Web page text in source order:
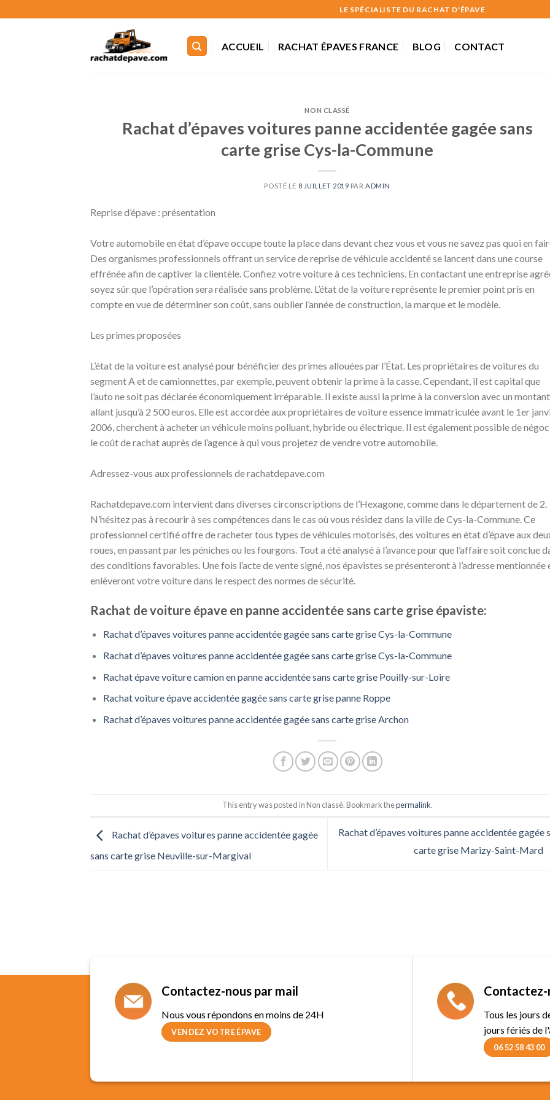
to
LE SPÉCIALISTE DU RACHAT D'ÉPAVE
ACCUEIL RACHAT ÉPAVES FRANCE BLOG CONTACT
NON CLASSÉ
Rachat d’épaves voitures panne accidentée gagée sans
carte grise Cys-la-Commune
POSTÉ LE 8 JUILLET 2019 PAR ADMIN
Reprise d’épave : présentation
Votre automobile en état d’épave occupe toute la place dans devant chez vous et vous ne savez pas quoi en
Des organismes professionnels offrant un service de reprise de véhicule accidenté se lancent dans une course
effrénée afin de captiver la clientèle. Confiez votre voiture à ces techniciens. En contactant une entreprise
soyez sûr que l’opération sera réalisée sans problème. L’état de la voiture représente le premier point pris en
compte en vue de déterminer son coût, sans oublier l’année de construction, la marque et le modèle.
Les primes proposées
L’état de la voiture est analysé pour bénéficier des primes allouées par l’État. Les propriétaires de voitures du
segment A et de camionnettes, par exemple, peuvent obtenir la prime à la casse. Cependant, il est capital que
l’auto ne soit pas déclarée économiquement irréparable. Il existe aussi la prime à la conversion avec un montant
allant jusqu’à 2 500 euros. Elle est accordée aux propriétaires de voiture essence immatriculée avant le 1er
2006, cherchent à acheter un véhicule moins polluant, hybride ou électrique. Il est également possible de
le coût de rachat auprès de l’agence à qui vous projetez de vendre votre automobile.
Adressez-vous aux professionnels de rachatdepave.com
Rachatdepave.com intervient dans diverses circonscriptions de l’Hexagone, comme dans le département de 2.
N’hésitez pas à recourir à ses compétences dans le cas où vous résidez dans la ville de Cys-la-Commune. Ce
professionnel certifié offre de racheter tous types de véhicules motorisés, des voitures en état d’épave aux
roues, en passant par les péniches ou les fourgons. Tout a été analysé à l’avance pour que l’affaire soit conclue
des conditions favorables. Une fois l’acte de vente signé, nos épavistes se présenteront à l’adresse mentionnée
enlèveront votre voiture dans le respect des normes de sécurité.
Rachat de voiture épave en panne accidentée sans carte grise épaviste:
Rachat d’épaves voitures panne accidentée gagée sans carte grise Cys-la-Commune
Rachat d’épaves voitures panne accidentée gagée sans carte grise Cys-la-Commune
Rachat épave voiture camion en panne accidentée sans carte grise Pouilly-sur-Loire
Rachat voiture épave accidentée gagée sans carte grise panne Roppe
Rachat d’épaves voitures panne accidentée gagée sans carte grise Archon
This entry was posted in Non classé. Bookmark thepermalink.
Rachat d’épaves voitures panne accidentée gagée
sans carte grise Neuville-sur-Margival
Rachat d’épaves voitures panne accidentée gagée
carte grise Marizy-Saint-Mard
Contactez-nous par mail
Nous vous répondons en moins de 24H
VENDEZ VOTRE ÉPAVE
Contactez-
Tous les jours
jours fériés de
06 52 58 43 00